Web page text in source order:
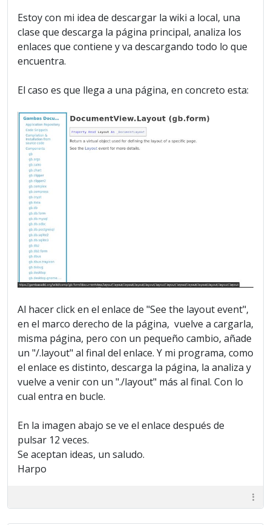
Estoy con mi idea de descargar la wiki a local, una
clase que descarga la página principal, analiza los
enlaces que contiene y va descargando todo lo que
encuentra.
El caso es que llega a una página, en concreto esta:
Al hacer click en el enlace de "See the layout event",
en el marco derecho de la página, vuelve a cargarla,
misma página, pero con un pequeño cambio, añade
un "/.layout" al final del enlace. Y mi programa, como
el enlace es distinto, descarga la página, la analiza y
vuelve a venir con un "./layout" más al final. Con lo
cual entra en bucle.
En la imagen abajo se ve el enlace después de
pulsar 12 veces.
Se aceptan ideas, un saludo.
Harpo